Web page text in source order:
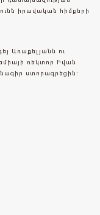
իրավական հիմքերի
Առաքելյանն ու
ռեկտոր Իվան
ստորագրեցին: